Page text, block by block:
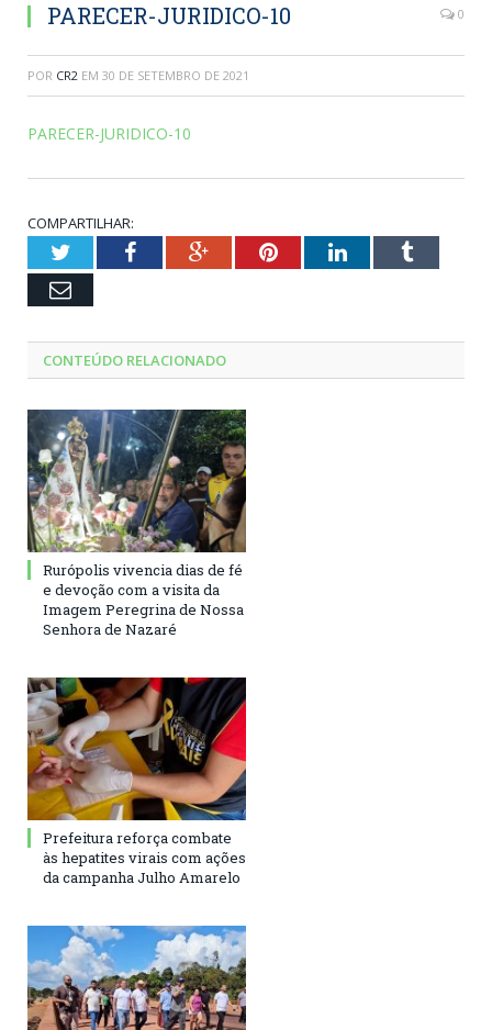
PARECER-JURIDICO-10 0
POR CR2 EM 30 DE SETEMBRO DE 2021
PARECER-JURIDICO-10
COMPARTILHAR:
TwitterFacebookGoogle+PinterestLinkedInTumblr
Email
CONTEÚDO RELACIONADO
Rurópolis vivencia dias de fé
e devoção com a visita da
Imagem Peregrina de Nossa
Senhora de Nazaré
Prefeitura reforça combate
às hepatites virais com ações
da campanha Julho Amarelo